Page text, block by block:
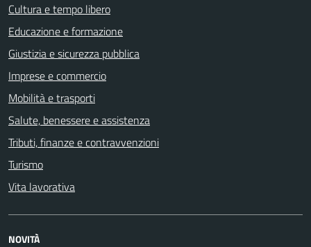
Cultura e tempo libero
Educazione e formazione
Giustizia e sicurezza pubblica
Imprese e commercio
Mobilità e trasporti
Salute, benessere e assistenza
Tributi, finanze e contravvenzioni
Turismo
Vita lavorativa
NOVITÀ